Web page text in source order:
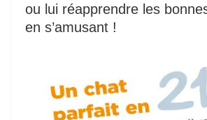
ou lui réapprendre les
en s’amusant !